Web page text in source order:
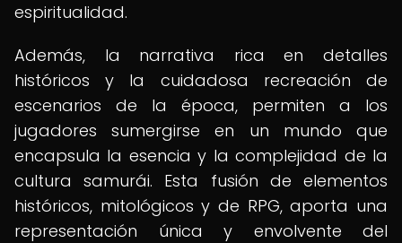
espiritualidad.
Además, la narrativa rica en detalles
históricos y la cuidadosa recreación de
escenarios de la época, permiten a los
jugadores sumergirse en un mundo que
encapsula la esencia y la complejidad de la
cultura samurái. Esta fusión de elementos
históricos, mitológicos y de RPG, aporta una
representación única y envolvente del